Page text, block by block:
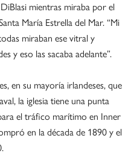
mientras miraba por el
María Estrella del Mar. “Mi
miraban ese vitral y
y eso las sacaba adelante”.
en su mayoría irlandeses, que
la iglesia tiene una punta
el tráfico marítimo en Inner
en la década de 1890 y el